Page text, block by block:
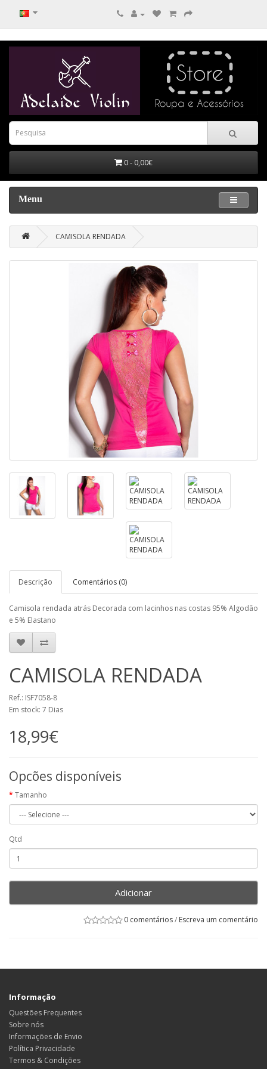
0 - 0,00€
Menu
CAMISOLA RENDADA
Descrição Comentários (0)
Camisola rendada atrás Decorada com lacinhos nas costas 95% Algodão
e 5% Elastano
CAMISOLA RENDADA
Ref.: ISF7058-8
Em stock: 7 Dias
18,99€
Opcões disponíveis
Tamanho
Qtd
Adicionar
0 comentários/ Escreva um comentário
Informação
Questões Frequentes
Sobre nós
Informações de Envio
Política Privacidade
Termos & Condições